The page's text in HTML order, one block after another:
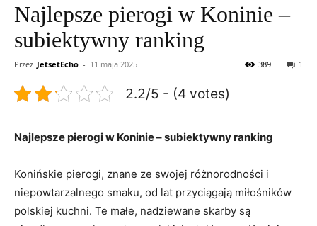
Najlepsze pierogi w Koninie –
subiektywny ranking
Przez JetsetEcho - 11 maja 2025 1
389
2.2/5 - (4 votes)
Najlepsze pierogi w Koninie –‌ subiektywny ranking
Konińskie pierogi, znane ze swojej różnorodności i
niepowtarzalnego smaku, od lat ⁢przyciągają miłośników
polskiej kuchni. Te małe, ​nadziewane‍ skarby‌ są